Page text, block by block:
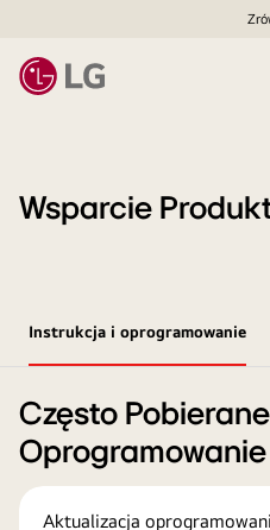
Wsparcie
Instrukcja i oprogramowanie
Często Pobierane
Oprogramowanie
Aktualizacja